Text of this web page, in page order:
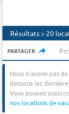
Résultats > 20
PARTAGER
Nous n'avons pas
dessous les
Vous pouvez aussi
nos locations de